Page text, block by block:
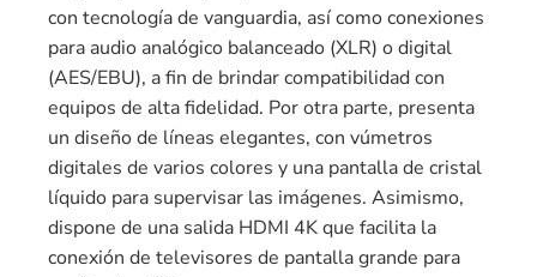
con tecnología de vanguardia, así como conexiones
para audio analógico balanceado (XLR) o digital
(AES/EBU), a fin de brindar compatibilidad con
equipos de alta fidelidad. Por otra parte, presenta
un diseño de líneas elegantes, con vúmetros
digitales de varios colores y una pantalla de cristal
líquido para supervisar las imágenes. Asimismo,
dispone de una salida HDMI 4K que facilita la
conexión de televisores de pantalla grande para